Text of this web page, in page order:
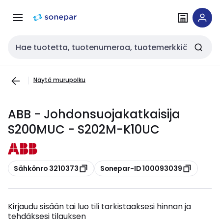
navigointiinsisältöön
Haku
Näytä murupolku
ABB - Johdonsuojakatkaisija
S200MUC - S202M-K10UC
Kopioi
Sähkönro 3210373 Kopioi
Sonepar-ID 100093039
Kirjaudu sisään tai luo tili tarkistaaksesi hinnan ja
tehdäksesi tilauksen